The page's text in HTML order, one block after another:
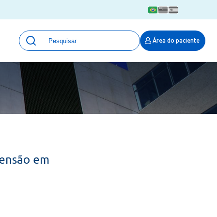
Área do paciente
Unidades
Qualidade e Segurança em saúde
Eventos
Portal Pesquisa
Programa de Qualidade em Pesquisa
(ProQuali)
em